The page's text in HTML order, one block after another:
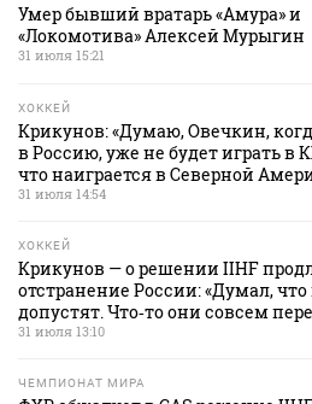
Умер бывший вратарь «Амура» и
«Локомотива» Алексей Мурыгин
31 июля 15:21
ХОККЕЙ
Крикунов: «Думаю, Овечкин,
в Россию, уже не будет играть в
что наиграется в Северной
31 июля 14:54
ХОККЕЙ
Крикунов — о решении IIHF
отстранение России: «Думал,
допустят. Что‑то они совсем
31 июля 13:10
ЧЕМПИОНАТ МИРА